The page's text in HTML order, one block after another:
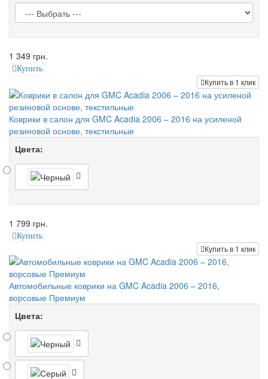
1 349 грн.
Купить
Купить в 1 клик
Коврики в салон для GMC Acadia 2006 – 2016 на усиленой
резиновой основе, текстильные
Цвета:
1 799 грн.
Купить
Купить в 1 клик
Автомобильные коврики на GMC Acadia 2006 – 2016,
ворсовые Премиум
Цвета: